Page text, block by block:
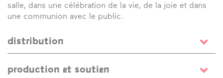
salle, dans une célébration de la vie, de la joie et dans
une communion avec le public.
distribution
Juliette Bolzer ,Clara Duflo,
Charlotte
production et soutien